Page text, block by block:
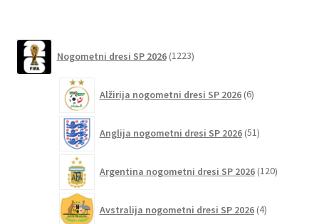
izberete
strani
Nogometni dresi SP 2026 1223izdelkov
Alžirija nogometni dresi SP 2026 6izdelkov
Anglija nogometni dresi SP 2026 51izdelkov
Argentina nogometni dresi SP 2026 120izdelkov
Avstralija nogometni dresi SP 2026 4izdelki